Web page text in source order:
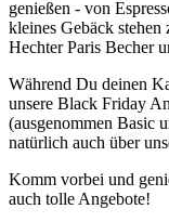
genießen - von
kleines Gebäck
Hechter Paris Becher
Während Du deinen
unsere Black Friday
(ausgenommen Basic
natürlich auch über
Komm vorbei und
auch tolle Angebote!